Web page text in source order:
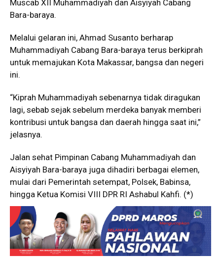
Muscab XII Muhammadiyah dan Aisyiyah Cabang
Bara-baraya.
Melalui gelaran ini, Ahmad Susanto berharap
Muhammadiyah Cabang Bara-baraya terus berkiprah
untuk memajukan Kota Makassar, bangsa dan negeri
ini.
“Kiprah Muhammadiyah sebenarnya tidak diragukan
lagi, sebab sejak sebelum merdeka banyak memberi
kontribusi untuk bangsa dan daerah hingga saat ini,”
jelasnya.
Jalan sehat Pimpinan Cabang Muhammadiyah dan
Aisyiyah Bara-baraya juga dihadiri berbagai elemen,
mulai dari Pemerintah setempat, Polsek, Babinsa,
hingga Ketua Komisi VIII DPR RI Ashabul Kahfi. (*)